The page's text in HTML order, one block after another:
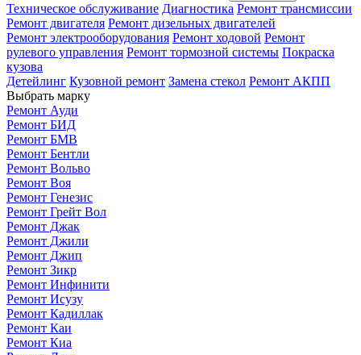
Техническое обслуживание Диагностика Ремонт трансмиссии
Ремонт двигателя Ремонт дизельных двигателей
Ремонт электрооборудования Ремонт ходовой Ремонт
рулевого управления Ремонт тормозной системы Покраска
кузова
Детейлинг Кузовной ремонт Замена стекол Ремонт АКПП
Выбрать марку
Ремонт Ауди
Ремонт БИД
Ремонт БМВ
Ремонт Бентли
Ремонт Вольво
Ремонт Воя
Ремонт Генезис
Ремонт Грейт Вол
Ремонт Джак
Ремонт Джили
Ремонт Джип
Ремонт Зикр
Ремонт Инфинити
Ремонт Исузу
Ремонт Кадиллак
Ремонт Каи
Ремонт Киа